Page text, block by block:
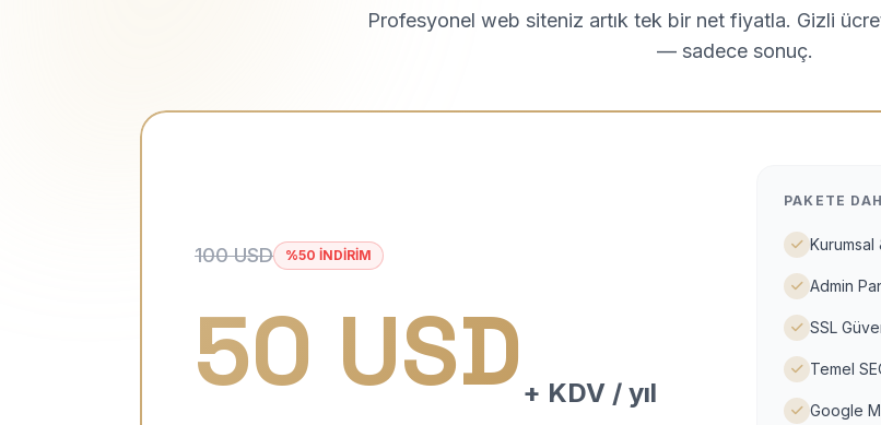
Profesyonel web siteniz artık tek bir net fiyatla. Gizli
— sadece sonuç.
100 USD %50 İNDİRİM
50 USD + KDV / yıl
PAKETE
Kurumsal
Admin
SSL
Temel
Google